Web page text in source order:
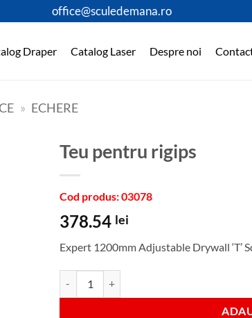
office@sculedemana.ro
Draper Catalog Laser Despre noi
» ECHERE
Teu pentru rigips
Cod produs: 03078
378.54 lei
Expert 1200mm Adjustable Drywall ‘T’